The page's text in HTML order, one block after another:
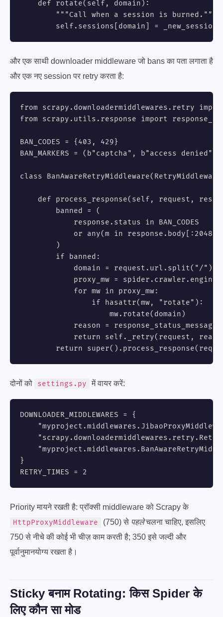
    def rotate(self, domain):
        """Call when a session is burned."""
self.sessions[domain] =
और एक साथी downloader middleware जो bans का पता लगाता है
और एक नए session पर retry करता है:
from scrapy.downloadermiddlewares.retry
from scrapy.utils.response import
BAN_CODES = {403, 429}
BAN_MARKERS = (b"captcha", b"access
class
def process_response(self, request,
        banned = (
            response.status in BAN_CODES
or any(m in
        )
        if banned:
domain = request.url.split("/
proxy_mw =
            for mw in proxy_mw:
                if hasattr(mw, "rotate"):
mw.rotate(domain)
reason =
return self._retry(request,
return
दोनों को settings.py में वायर करें:
DOWNLOADER_MIDDLEWARES = {
}
RETRY_TIMES = 2
Priority मायने रखती है: प्रॉक्सी middleware को Scrapy के
HttpProxyMiddleware
(750) से पहलेचलना चाहिए, इसलिए
750 से नीचे की कोई भी चीज़ काम करती है; 350 इसे जल्दी और
पूर्वानुमानयोग्य रखता है।
Sticky बनाम Rotating: किस Spider के
लिए कौन सा मोड